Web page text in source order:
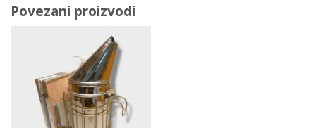
Povezani proizvodi